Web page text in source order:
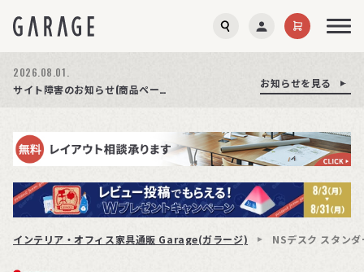
お知らせを見る
商品ページ障害復旧のお知らせ お知らせを見る
2026.08.01.
サイト障害のお知らせ(商品ページが正常に表示されない事象発生)
お知らせを見る
インテリア・オフィス家具通販 Garage(ガラージ) NSデスク スタン